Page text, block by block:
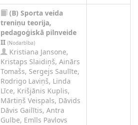
(B) Sporta veida
treniņu teorija,
pedagoģiskā pilnveide
II (Nodarbība)
Kristiana Jansone,
Kristaps Slaidiņš, Ainārs
Tomašs, Sergejs Saulīte,
Rodrigo Laviņš, Linda
Līce, Krišjānis Kuplis,
Mārtiņš Veispals, Dāvids
Dāvis Gailītis, Antra
Gulbe, Emīls Pavlovs